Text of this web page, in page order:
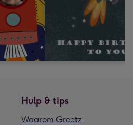
Hulp & tips
Waarom Greetz